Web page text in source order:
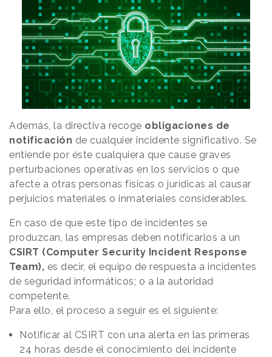
Además, la directiva recoge obligaciones de
notificación de cualquier incidente significativo. Se
entiende por éste cualquiera que cause graves
perturbaciones operativas en los servicios o que
afecte a otras personas físicas o jurídicas al causar
perjuicios materiales o inmateriales considerables.
En caso de que este tipo de incidentes se
produzcan, las empresas deben notificarlos a un
CSIRT (Computer Security Incident Response
Team), es decir, el equipo de respuesta a incidentes
de seguridad informáticos; o a la autoridad
competente.
Para ello, el proceso a seguir es el siguiente:
Notificar al CSIRT con una alerta en las primeras
24 horas desde el conocimiento del incidente